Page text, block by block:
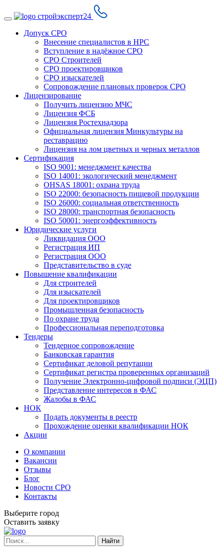
Допуск СРО
Внесение специалистов в НРС
Вступление в надёжное СРО
СРО Строителей
СРО проектировщиков
СРО изыскателей
Сопровождение плановых проверок СРО
Лицензирование
Получить лицензию МЧС
Лицензия ФСБ
Лицензия Ростехнадзора
Официальная лицензия Минкультуры на
реставрацию
Лицензия на лом цветных и черных металлов
Сертификация
ISO 9001: менеджмент качества
ISO 14001: экологический менеджмент
OHSAS 18001: охрана труда
ISO 22000: безопасность пищевой продукции
ISO 26000: социальная ответственность
ISO 28000: транспортная безопасность
ISO 50001: энергоэффективность
Юридические услуги
Ликвидация ООО
Регистрация ИП
Регистрация ООО
Представительство в суде
Повышение квалификации
Для строителей
Для изыскателей
Для проектировщиков
Промышленная безопасность
По охране труда
Профессиональная переподготовка
Тендеры
Тендерное сопровождение
Банковская гарантия
Сертификат деловой репутации
Сертификат регистра проверенных организаций
Получение Электронно-цифровой подписи (ЭЦП)
Представление интересов в ФАС
Жалобы в ФАС
НОК
Подать документы в реестр
Прохождение оценки квалификации НОК
Акции
О компании
Вакансии
Отзывы
Блог
Новости СРО
Контакты
Выберите город
Оставить заявку